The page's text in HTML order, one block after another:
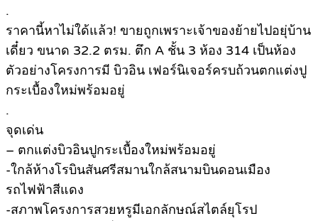
.
ราคานี้หาไม่ใด้แล้ว! ขายถูกเพราะเจ้าของย้ายไปอยุ่บ้าน
เดี๋ยว ขนาด 32.2 ตรม. ตึก A ชั้น 3 ห้อง 314 เป็นห้อง
ตัวอย่างโครงการมี บิวอิน เฟอร์นิเจอร์ครบถ้วนตกแต่งปู
กระเบื้องใหม่พร้อมอยู่
.
จุดเด่น
– ตกแต่งบิวอินปูกระเบื้องใหม่พร้อมอยู่
-ใกล้ห้างโรบินสันศรีสมานใกล้สนามบินดอนเมือง
รถไฟฟ้าสีแดง
-สภาพโครงการสวยหรูมีเอกลักษณ์สไตล์ยุโรป